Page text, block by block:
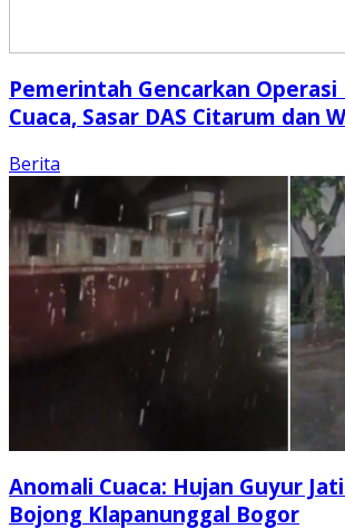
Pemerintah Gencarkan
Cuaca, Sasar DAS Citarum dan
Berita
Anomali Cuaca: Hujan Guyur
Bojong Klapanunggal Bogor